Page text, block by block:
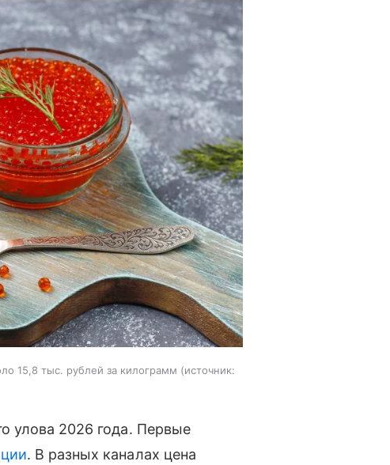
15,8 тыс. рублей за килограмм
источник:
улова 2026 года. Первые
. В разных каналах цена